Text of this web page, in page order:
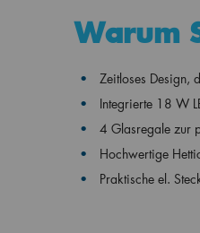
Warum
Zeitloses Design,
Integrierte 18 W
4 Glasregale zur
Hochwertige
Praktische el.